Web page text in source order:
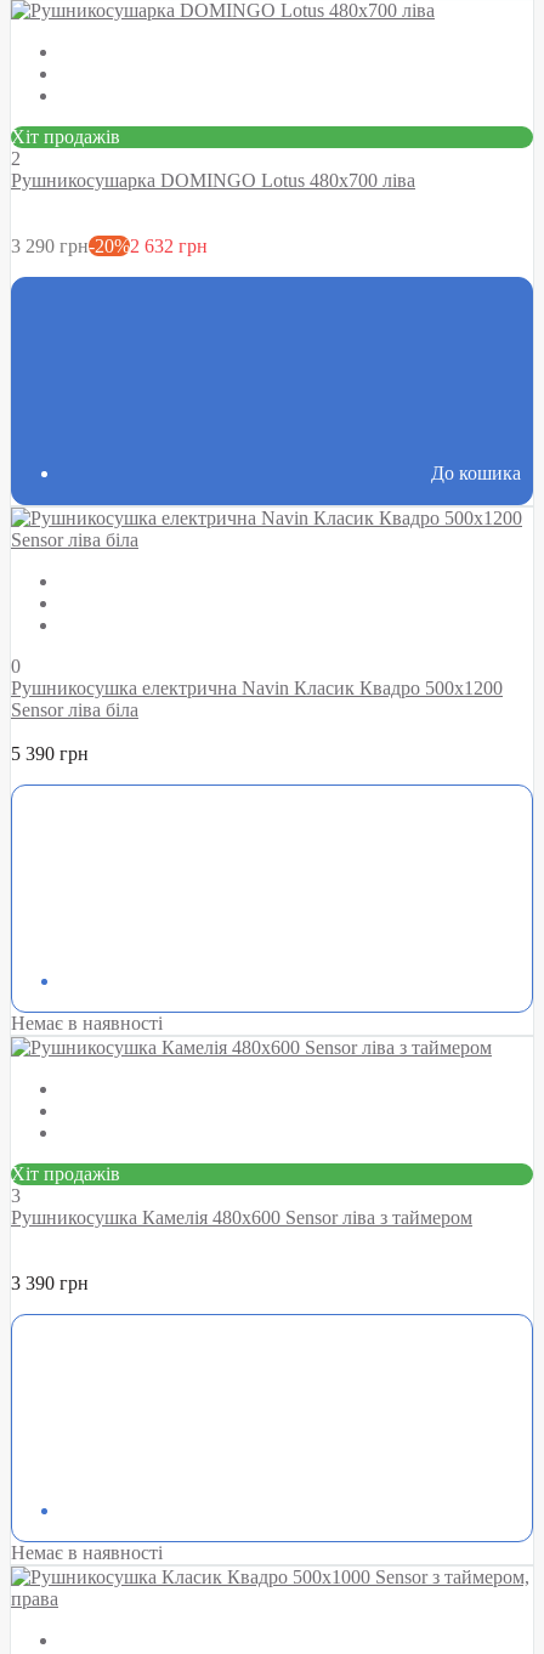
Хіт продажів
2
Рушникосушарка DOMINGO Lotus 480х700 ліва
3 290 грн-20%2 632 грн
До кошика
0
Рушникосушка електрична Navin Класик Квадро 500х1200
Sensor ліва біла
5 390 грн
Немає в наявності
Хіт продажів
3
Рушникосушка Камелія 480х600 Sensor ліва з таймером
3 390 грн
Немає в наявності